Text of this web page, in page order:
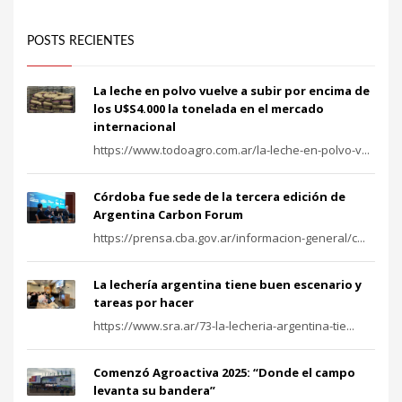
POSTS RECIENTES
La leche en polvo vuelve a subir por encima de
los U$S4.000 la tonelada en el mercado
internacional
https://www.todoagro.com.ar/la-leche-en-polvo-v...
Córdoba fue sede de la tercera edición de
Argentina Carbon Forum
https://prensa.cba.gov.ar/informacion-general/c...
La lechería argentina tiene buen escenario y
tareas por hacer
https://www.sra.ar/73-la-lecheria-argentina-tie...
Comenzó Agroactiva 2025: “Donde el campo
levanta su bandera”